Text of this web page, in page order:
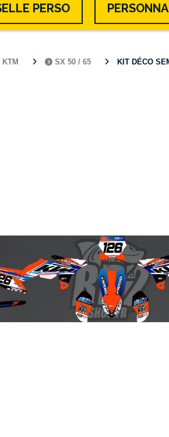
PERSO
KTM SX 50 / 65 KIT DÉCO